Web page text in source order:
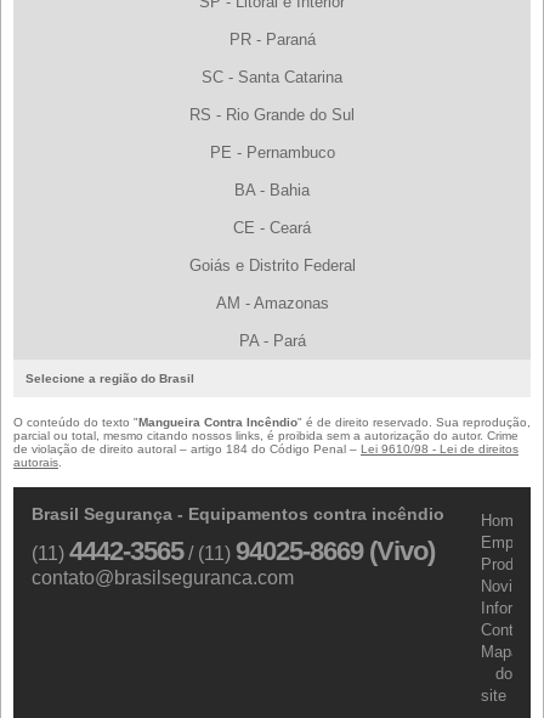
PR - Paraná
SC - Santa Catarina
RS - Rio Grande do Sul
PE - Pernambuco
BA - Bahia
CE - Ceará
Goiás e Distrito Federal
AM - Amazonas
PA - Pará
Selecione a região do Brasil
O conteúdo do texto " Mangueira Contra Incêndio" é de direito reservado. Sua reprodução,
parcial ou total, mesmo citando nossos links, é proibida sem a autorização do autor. Crime
de violação de direito autoral – artigo 184 do Código Penal – Lei 9610/98 - Lei de direitos
autorais.
Brasil Segurança - Equipamentos contra incêndio
(11) 4442-3565/ (11) 94025-8669 (Vivo)
contato@brasilseguranca.com
Home
Empresa
Produtos
Contato
Mapa
do
site